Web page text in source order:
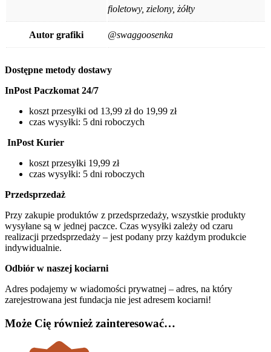
fioletowy, zielony, żółty
Autor grafiki @swaggoosenka
Dostępne metody dostawy
InPost Paczkomat 24/7
koszt przesyłki od 13,99 zł do 19,99 zł
czas wysyłki: 5 dni roboczych
InPost Kurier
koszt przesyłki 19,99 zł
czas wysyłki: 5 dni roboczych
Przedsprzedaż
Przy zakupie produktów z przedsprzedaży, wszystkie produkty
wysyłane są w jednej paczce. Czas wysyłki zależy od czaru
realizacji przedsprzedaży – jest podany przy każdym produkcie
indywidualnie.
Odbiór w naszej kociarni
Adres podajemy w wiadomości prywatnej – adres, na który
zarejestrowana jest fundacja nie jest adresem kociarni!
Może Cię również zainteresować…